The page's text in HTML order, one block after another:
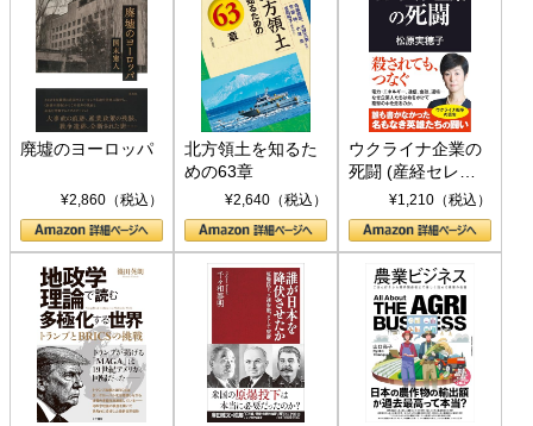
廃墟のヨーロッパ
¥2,860（税込）
北方領土を知るた
めの63章
¥2,640（税込）
ウクライナ企業の
死闘 (産経セレク
ト S 039)¥1,210（税込）